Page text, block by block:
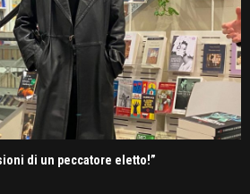
di un peccatore eletto!”